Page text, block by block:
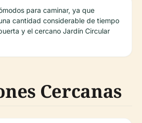
para caminar, ya que
cantidad considerable de tiempo
y el cercano Jardín Circular
Cercanas